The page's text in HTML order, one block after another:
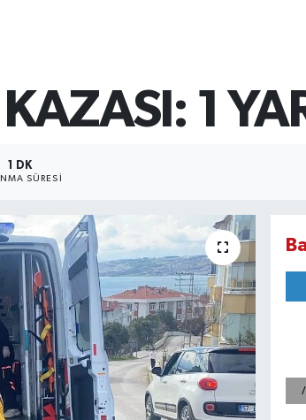
1
1 DK
SÜRESI